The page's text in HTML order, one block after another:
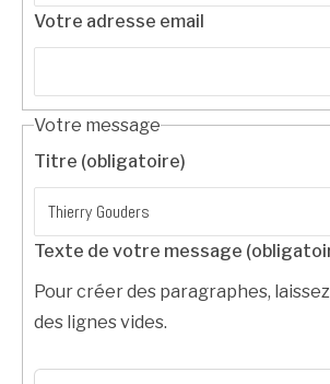
Votre adresse email
Votre message
Titre (obligatoire)
Texte de votre message
Pour créer des paragraphes,
des lignes vides.